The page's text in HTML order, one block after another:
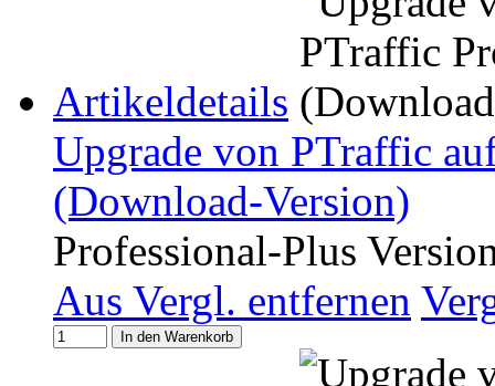
Artikeldetails
Upgrade von PTraffic
(Download-Version)
Professional-Plus
Aus Vergl. entfernen
In den Warenkorb